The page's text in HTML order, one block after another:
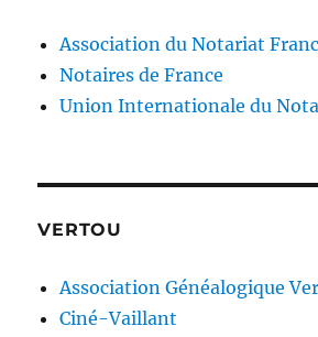
Association du Notariat
Notaires de France
Union Internationale du
VERTOU
Association Généalogique
Ciné-Vaillant